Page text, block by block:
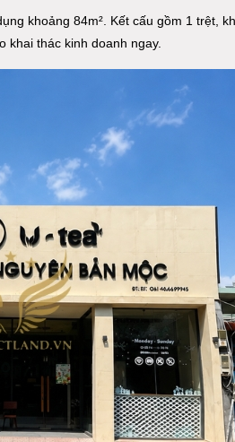
khoảng 84m². Kết cấu gồm 1 trệt,
thác kinh doanh ngay.